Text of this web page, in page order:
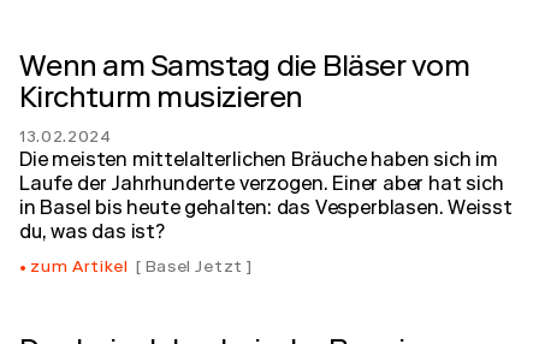
Wenn am Samstag die Bläser vom
Kirchturm musizieren
13.02.2024
Die meisten mittelalterlichen Bräuche haben sich im
Laufe der Jahrhunderte verzogen. Einer aber hat sich
in Basel bis heute gehalten: das Vesperblasen. Weisst
du, was das ist?
zum Artikel Basel Jetzt